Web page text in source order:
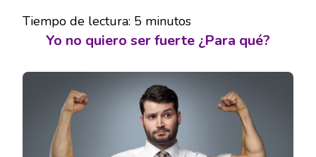
Tiempo de lectura: 5 minutos
Yo no quiero ser fuerte ¿Para qué?